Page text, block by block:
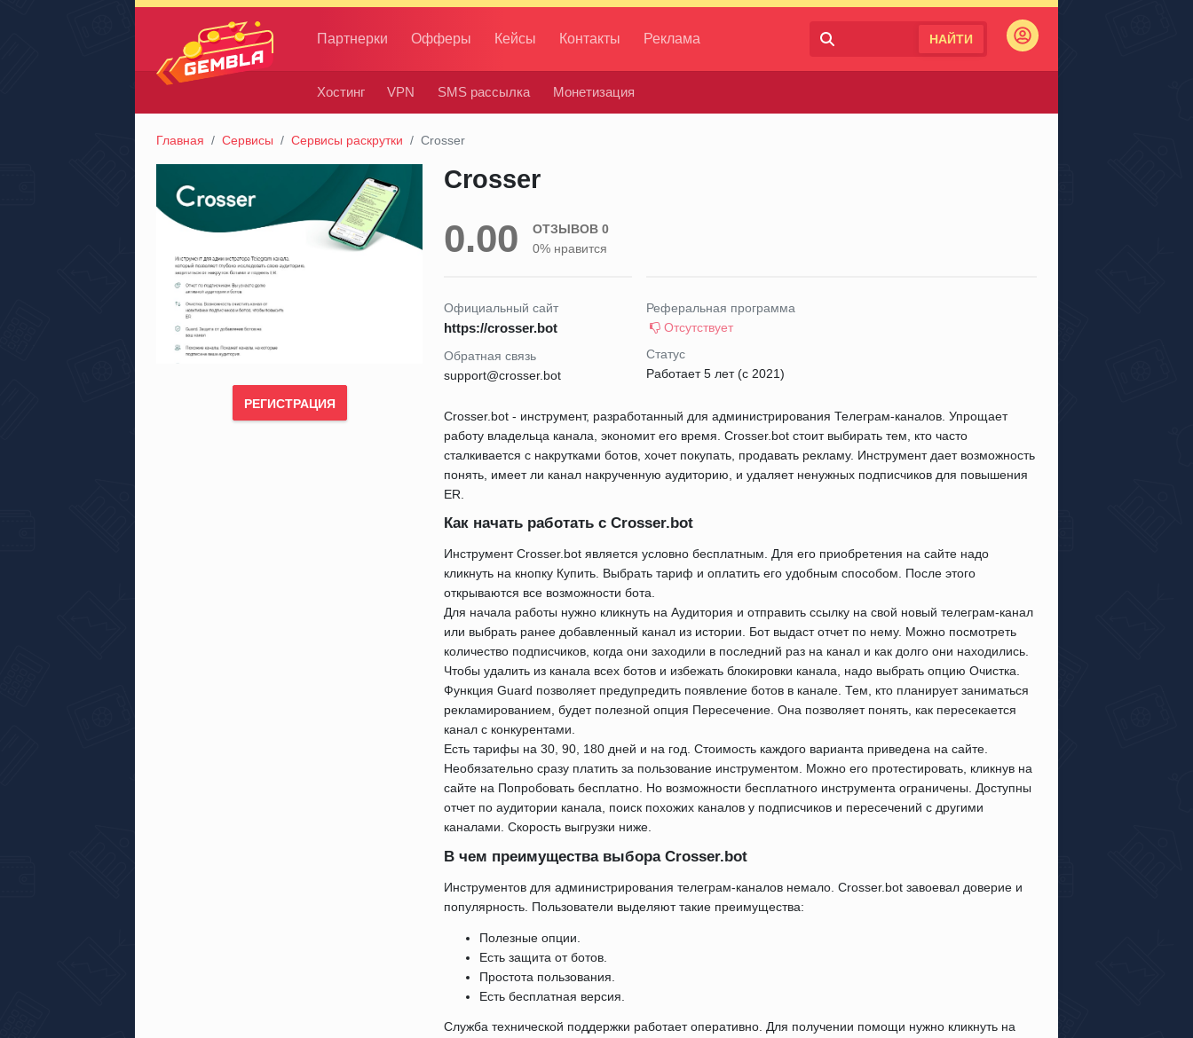
Партнерки Офферы Кейсы Контакты Реклама НАЙТИ Войти
Хостинг VPN SMS рассылка Монетизация
Главная Сервисы Сервисы раскрутки Crosser
Crosser
0.00
ОТЗЫВОВ 0
0% нравится
Официальный сайт
https://crosser.bot
Обратная связь
support@crosser.bot
Реферальная программа
Отсутствует
Статус
Работает 5 лет (с 2021)
Crosser.bot - инструмент, разработанный для администрирования Телеграм-каналов. Упрощает
работу владельца канала, экономит его время. Crosser.bot стоит выбирать тем, кто часто
сталкивается с накрутками ботов, хочет покупать, продавать рекламу. Инструмент дает возможность
понять, имеет ли канал накрученную аудиторию, и удаляет ненужных подписчиков для повышения
ER.
Как начать работать с Crosser.bot
Инструмент Crosser.bot является условно бесплатным. Для его приобретения на сайте надо
кликнуть на кнопку Купить. Выбрать тариф и оплатить его удобным способом. После этого
открываются все возможности бота.
Для начала работы нужно кликнуть на Аудитория и отправить ссылку на свой новый телеграм-канал
или выбрать ранее добавленный канал из истории. Бот выдаст отчет по нему. Можно посмотреть
количество подписчиков, когда они заходили в последний раз на канал и как долго они находились.
Чтобы удалить из канала всех ботов и избежать блокировки канала, надо выбрать опцию Очистка.
Функция Guard позволяет предупредить появление ботов в канале. Тем, кто планирует заниматься
рекламированием, будет полезной опция Пересечение. Она позволяет понять, как пересекается
канал с конкурентами.
Есть тарифы на 30, 90, 180 дней и на год. Стоимость каждого варианта приведена на сайте.
Необязательно сразу платить за пользование инструментом. Можно его протестировать, кликнув на
сайте на Попробовать бесплатно. Но возможности бесплатного инструмента ограничены. Доступны
отчет по аудитории канала, поиск похожих каналов у подписчиков и пересечений с другими
каналами. Скорость выгрузки ниже.
В чем преимущества выбора Crosser.bot
Инструментов для администрирования телеграм-каналов немало. Crosser.bot завоевал доверие и
популярность. Пользователи выделяют такие преимущества:
Полезные опции.
Есть защита от ботов.
Простота пользования.
Есть бесплатная версия.
Служба технической поддержки работает оперативно. Для получении помощи нужно кликнуть на
РЕГИСТРАЦИЯ